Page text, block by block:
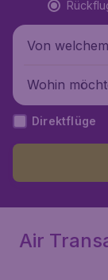
Von
Wohin
Direktflüge
Air